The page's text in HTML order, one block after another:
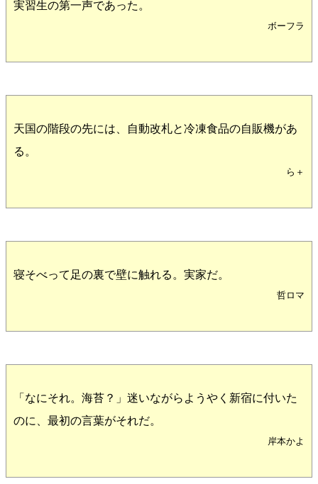
実習生の第一声であった。
ボーフラ
天国の階段の先には、自動改札と冷凍食品の自販機があ
る。
ら＋
寝そべって足の裏で壁に触れる。実家だ。
哲ロマ
「なにそれ。海苔？」迷いながらようやく新宿に付いた
のに、最初の言葉がそれだ。
岸本かよ